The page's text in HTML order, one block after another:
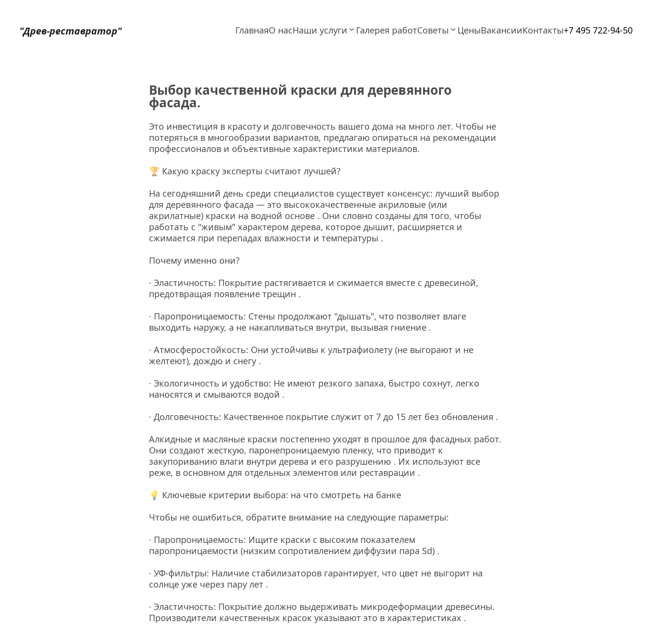
"Древ-реставратор" ГлавнаяО насНаши услуги Галерея работСоветы ЦеныВакансииКонтакты+7 495 722-94-50
Выбор качественной краски для деревянного
фасада.
Это инвестиция в красоту и долговечность вашего дома на много лет. Чтобы не
потеряться в многообразии вариантов, предлагаю опираться на рекомендации
профессионалов и объективные характеристики материалов.
🏆 Какую краску эксперты считают лучшей?
На сегодняшний день среди специалистов существует консенсус: лучший выбор
для деревянного фасада — это высококачественные акриловые (или
акрилатные) краски на водной основе . Они словно созданы для того, чтобы
работать с "живым" характером дерева, которое дышит, расширяется и
сжимается при перепадах влажности и температуры .
Почему именно они?
· Эластичность: Покрытие растягивается и сжимается вместе с древесиной,
предотвращая появление трещин .
· Паропроницаемость: Стены продолжают "дышать", что позволяет влаге
выходить наружу, а не накапливаться внутри, вызывая гниение .
· Атмосферостойкость: Они устойчивы к ультрафиолету (не выгорают и не
желтеют), дождю и снегу .
· Экологичность и удобство: Не имеют резкого запаха, быстро сохнут, легко
наносятся и смываются водой .
· Долговечность: Качественное покрытие служит от 7 до 15 лет без обновления .
Алкидные и масляные краски постепенно уходят в прошлое для фасадных работ.
Они создают жесткую, паронепроницаемую пленку, что приводит к
закупориванию влаги внутри дерева и его разрушению . Их используют все
реже, в основном для отдельных элементов или реставрации .
💡 Ключевые критерии выбора: на что смотреть на банке
Чтобы не ошибиться, обратите внимание на следующие параметры:
· Паропроницаемость: Ищите краски с высоким показателем
паропроницаемости (низким сопротивлением диффузии пара Sd) .
· УФ-фильтры: Наличие стабилизаторов гарантирует, что цвет не выгорит на
солнце уже через пару лет .
· Эластичность: Покрытие должно выдерживать микродеформации древесины.
Производители качественных красок указывают это в характеристиках .